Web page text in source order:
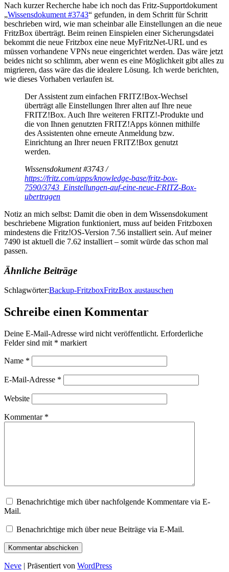
Nach kurzer Recherche habe ich noch das Fritz-Supportdokument
„Wissensdokument #3743“ gefunden, in dem Schritt für Schritt
beschrieben wird, wie man scheinbar alle Einstellungen an die neue
FritzBox überträgt. Beim reinen Einspielen einer Sicherungsdatei
bekommt die neue Fritzbox eine neue MyFritzNet-URL und es
müssen vorhandene VPNs neue eingerichtet werden. Das wäre jetzt
beides nicht so schlimm, aber wenn es eine Möglichkeit gibt alles zu
migrieren, dass wäre das die idealere Lösung. Ich werde berichten,
wie dieses Vorhaben verlaufen ist.
Der Assistent zum einfachen FRITZ!Box-Wechsel
überträgt alle Einstellungen Ihrer alten auf Ihre neue
FRITZ!Box. Auch Ihre weiteren FRITZ!-Produkte und
die von Ihnen genutzten FRITZ!Apps können mithilfe
des Assistenten ohne erneute Anmeldung bzw.
Einrichtung an Ihrer neuen FRITZ!Box genutzt
werden.
Wissensdokument #3743 /
https://fritz.com/apps/knowledge-base/fritz-box-
7590/3743_Einstellungen-auf-eine-neue-FRITZ-Box-
ubertragen
Notiz an mich selbst: Damit die oben in dem Wissensdokument
beschriebene Migration funktioniert, muss auf beiden Fritzboxen
mindestens die Fritz!OS-Version 7.56 installiert sein. Auf meiner
7490 ist aktuell die 7.62 installiert – somit würde das schon mal
passen.
Ähnliche Beiträge
Schlagwörter:Backup-FritzboxFritzBox austauschen
Schreibe einen Kommentar
Deine E-Mail-Adresse wird nicht veröffentlicht. Erforderliche
Felder sind mit * markiert
Name *
E-Mail-Adresse *
Website
Kommentar *
Benachrichtige mich über nachfolgende Kommentare via E-
Mail.
Benachrichtige mich über neue Beiträge via E-Mail.
Neve | Präsentiert von WordPress